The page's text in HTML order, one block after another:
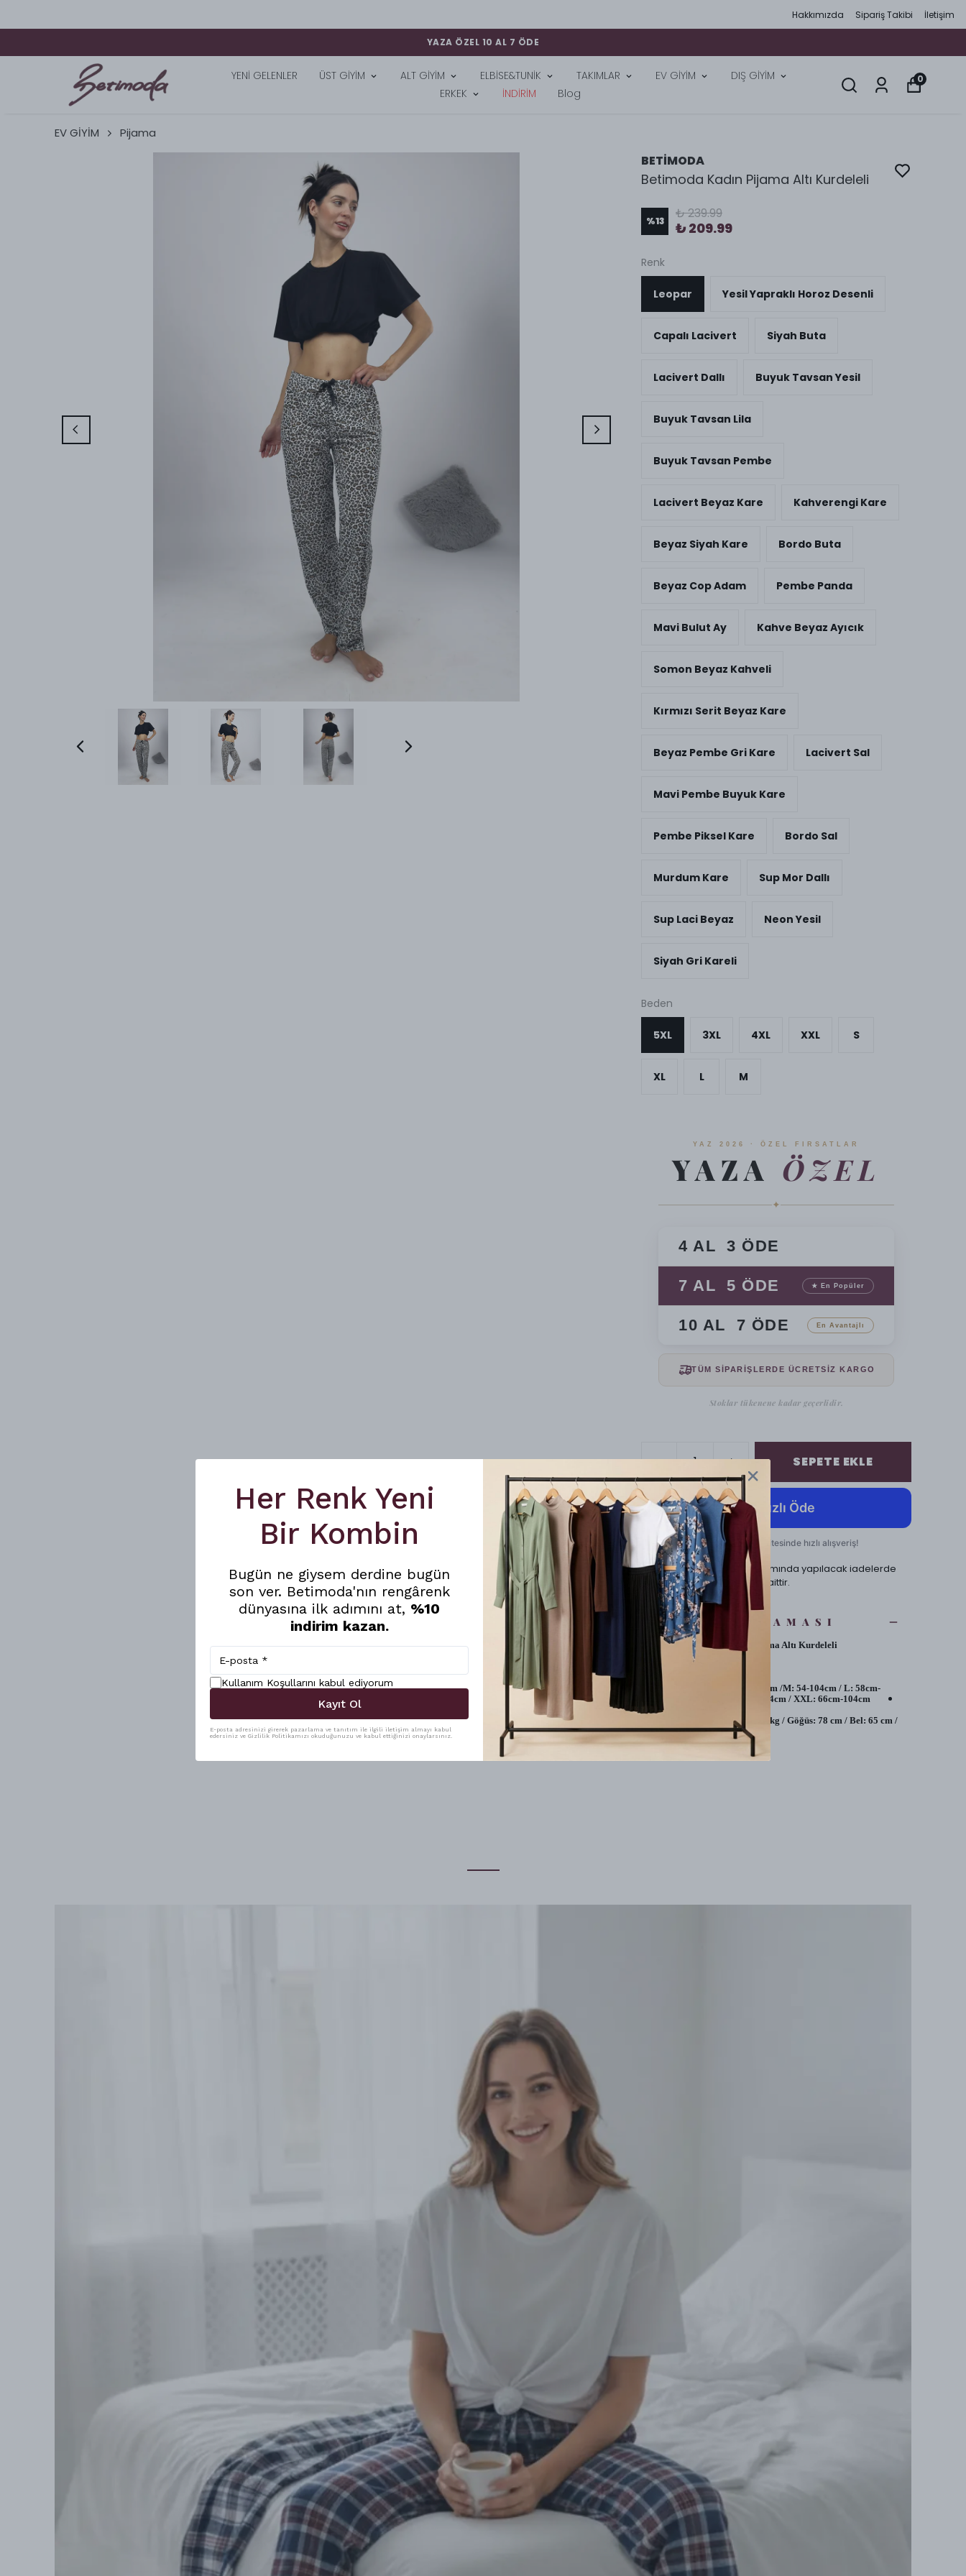
Hakkımızda Sipariş Takibi İletişim
TÜM SİPARİŞLERDE KARGO BEDAVA
YENİ GELENLER ÜST GİYİM ALT GİYİM ELBİSE&TUNİK TAKIMLAR EV GİYİM
DIŞ GİYİM
ERKEK
İNDİRİM Blog
0
EV GİYİM Pijama
BETİMODA
Betimoda Kadın Pijama Altı Kurdeleli
%13 ₺ 239.99
₺ 209.99
Renk
Leopar Yesil Yapraklı Horoz Desenli
Capalı Lacivert Siyah Buta
Lacivert Dallı Buyuk Tavsan Yesil
Buyuk Tavsan Lila
Buyuk Tavsan Pembe
Lacivert Beyaz Kare Kahverengi Kare
Beyaz Siyah Kare Bordo Buta
Beyaz Cop Adam Pembe Panda
Mavi Bulut Ay Kahve Beyaz Ayıcık
Somon Beyaz Kahveli
Kırmızı Serit Beyaz Kare
Beyaz Pembe Gri Kare Lacivert Sal
Mavi Pembe Buyuk Kare
Pembe Piksel Kare Bordo Sal
Murdum Kare Sup Mor Dallı
Sup Laci Beyaz Neon Yesil
Siyah Gri Kareli
Beden
5XL 3XL 4XL XXL S
XL L M
YAZ 2026 · ÖZEL FIRSATLAR
YAZA ÖZEL
✦
4 AL 3 ÖDE
7 AL 5 ÖDE ★ En Popüler
10 AL 7 ÖDE En Avantajlı
TÜM SİPARİŞLERDE ÜCRETSİZ KARGO
Stoklar tükenene kadar geçerlidir.
SEPETE EKLE
Cayma hakkı kapsamında yapılacak iadelerde
kargo ücreti alıcıya aittir.
ÜRÜN AÇIKLAMASI
Betimoda Kadın Pijama Altı Kurdeleli
%100 Yerli Üretim
%100 Pamuk
En-Boy;S: 50cm-104cm /M: 54-104cm / L: 58cm-
104cm / XL: 62cm-104cm / XXL: 66cm-104cm
Boy: 17 cm / Kilo: 55 kg / Göğüs: 78 cm / Bel: 65 cm /
Kal
Devamını Göster
Her Renk Yeni
Bir Kombin
Bugün ne giysem derdine bugün
son ver. Betimoda'nın rengârenk
dünyasına ilk adımını at, %10
indirim kazan.
Kullanım Koşullarını kabul ediyorum
Kayıt Ol
E-posta adresinizi girerek pazarlama ve tanıtım ile ilgili iletişim almayı kabul
edersiniz ve Gizlilik Politikamızı okuduğunuzu ve kabul ettiğinizi onaylarsınız.